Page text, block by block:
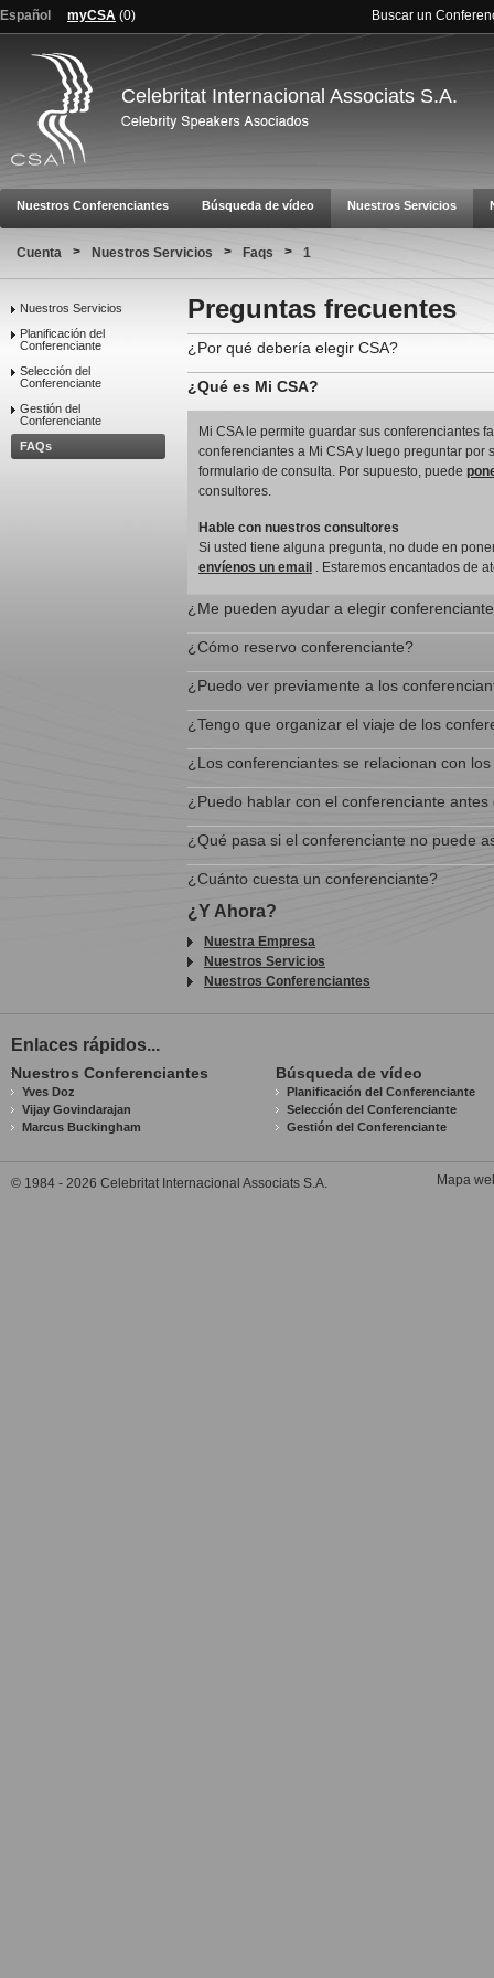
Español myCSA (0) Buscar un
Celebritat Internacional Associats S.A.
Nuestros Conferenciantes Búsqueda de vídeo Nuestros Servicios
Cuenta > Nuestros Servicios > Faqs > 1
Nuestros Servicios
Planificación del
Conferenciante
Selección del
Conferenciante
Gestión del
Conferenciante
FAQs
Preguntas frecuentes
¿Por qué debería elegir CSA?
¿Qué es Mi CSA?
Mi CSA le permite guardar sus conferenciantes
conferenciantes a Mi CSA y luego preguntar
formulario de consulta. Por supuesto, puede
consultores.
Hable con nuestros consultores
Si usted tiene alguna pregunta, no dude en
envíenos un email . Estaremos encantados de
¿Me pueden ayudar a elegir
¿Cómo reservo conferenciante?
¿Puedo ver previamente a los
¿Tengo que organizar el viaje de los
¿Los conferenciantes se relacionan con
¿Puedo hablar con el conferenciante antes
¿Qué pasa si el conferenciante no puede
¿Cuánto cuesta un conferenciante?
¿Y Ahora?
Nuestra Empresa
Nuestros Servicios
Nuestros Conferenciantes
Enlaces rápidos...
Nuestros Conferenciantes
Yves Doz
Vijay Govindarajan
Marcus Buckingham
Búsqueda de vídeo
Planificación del Conferenciante
Selección del Conferenciante
Gestión del Conferenciante
© 1984 - 2026 Celebritat Internacional Associats S.A. Mapa